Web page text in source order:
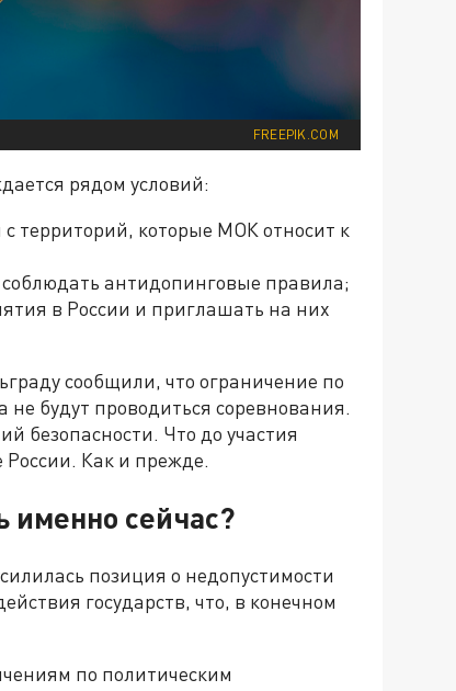
FREEPIK.COM
рядом условий:
территорий, которые МОК относит к
соблюдать антидопинговые правила;
в России и приглашать на них
сообщили, что ограничение по
будут проводиться соревнования.
безопасности. Что до участия
России. Как и прежде.
сейчас?
позиция о недопустимости
государств, что, в конечном
по политическим